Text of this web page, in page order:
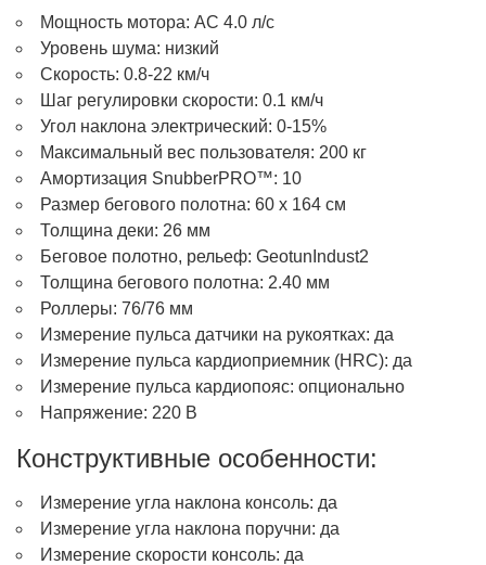
Мощность мотора: AC 4.0 л/с
Уровень шума: низкий
Скорость: 0.8-22 км/ч
Шаг регулировки скорости: 0.1 км/ч
Угол наклона электрический: 0-15%
Максимальный вес пользователя: 200 кг
Амортизация SnubberPRO™: 10
Размер бегового полотна: 60 х 164 см
Толщина деки: 26 мм
Беговое полотно, рельеф: GeotunIndust2
Толщина бегового полотна: 2.40 мм
Роллеры: 76/76 мм
Измерение пульса датчики на рукоятках: да
Измерение пульса кардиоприемник (HRC): да
Измерение пульса кардиопояс: опционально
Напряжение: 220 В
Конструктивные особенности:
Измерение угла наклона консоль: да
Измерение угла наклона поручни: да
Измерение скорости консоль: да